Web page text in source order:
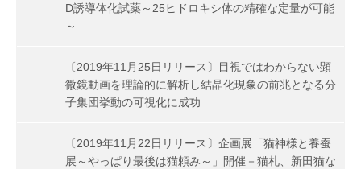
D誘導体化試薬～25ヒドロキシ体の精確な定量が可能
～
〔2019年11月25日リリース〕目視ではわからない顕
微鏡動画を理論的に解析し結晶化現象の前兆となる分
子集団挙動の可視化に成功
〔2019年11月22日リリース〕企画展「猫神様と養蚕
展～やっぱり最後は猫頼み～」開催－猫札、新田猫な